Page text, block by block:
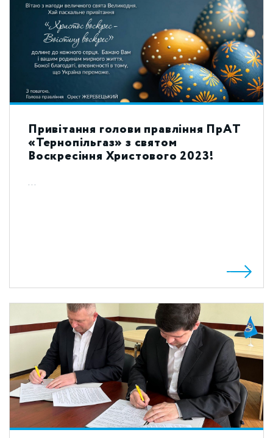
Привітання голови правління ПрАТ
«Тернопільгаз» з святом
Воскресіння Христового 2023!
...